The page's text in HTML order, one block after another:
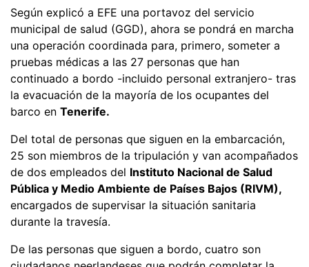
Según explicó a EFE una portavoz del servicio
municipal de salud (GGD), ahora se pondrá en marcha
una operación coordinada para, primero, someter a
pruebas médicas a las 27 personas que han
continuado a bordo -incluido personal extranjero- tras
la evacuación de la mayoría de los ocupantes del
barco en Tenerife.
Del total de personas que siguen en la embarcación,
25 son miembros de la tripulación y van acompañados
de dos empleados del Instituto Nacional de Salud
Pública y Medio Ambiente de Países Bajos (RIVM),
encargados de supervisar la situación sanitaria
durante la travesía.
De las personas que siguen a bordo, cuatro son